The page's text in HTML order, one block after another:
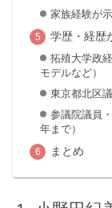
家族経験が
学歴・経歴
拓殖大学政
モデルなど）
東京都北区
参議院議員
年まで）
まとめ